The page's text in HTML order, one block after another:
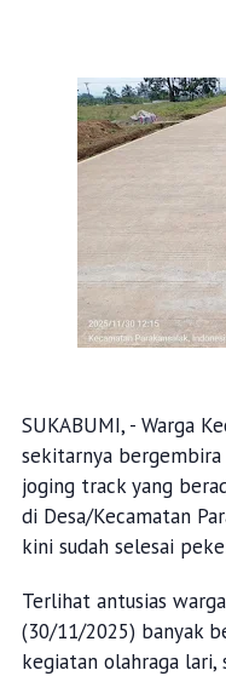
SUKABUMI, - Warga
sekitarnya
joging track yang
di Desa/Kecamatan
kini sudah selesai
Terlihat antusias
(30/11/2025) banyak
kegiatan olahraga lari,